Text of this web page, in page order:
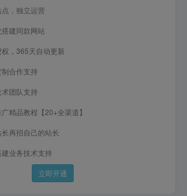
，独立运营
建同款网站
，365天自动更新
合作支持
团队支持
精品教程【20+全渠道】
再招自己的站长
建业务技术支持
立即开通